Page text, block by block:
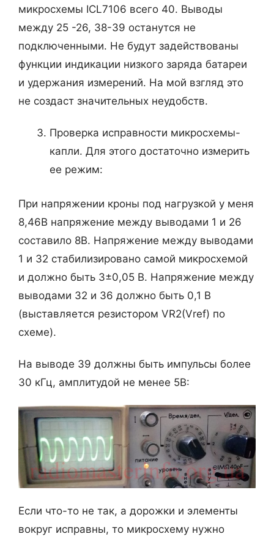
микросхемы ICL7106 всего 40. Выводы
между 25 -26, 38-39 останутся не
подключенными. Не будут задействованы
функции индикации низкого заряда батареи
и удержания измерений. На мой взгляд это
не создаст значительных неудобств.
Проверка исправности микросхемы-
капли. Для этого достаточно измерить
ее режим:
При напряжении кроны под нагрузкой у меня
8,46В напряжение между выводами 1 и 26
составило 8В. Напряжение между выводами
1 и 32 стабилизировано самой микросхемой
и должно быть 3±0,05 В. Напряжение между
выводами 32 и 36 должно быть 0,1 В
(выставляется резистором VR2(Vref) по
схеме).
На выводе 39 должны быть импульсы более
30 кГц, амплитудой не менее 5В:
Если что-то не так, а дорожки и элементы
вокруг исправны, то микросхему нужно